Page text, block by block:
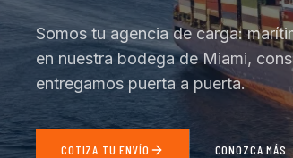
Somos tu agencia de carga:
en nuestra bodega de Miami,
entregamos puerta a puerta.
COTIZA TU ENVÍO CONOZCA MÁS